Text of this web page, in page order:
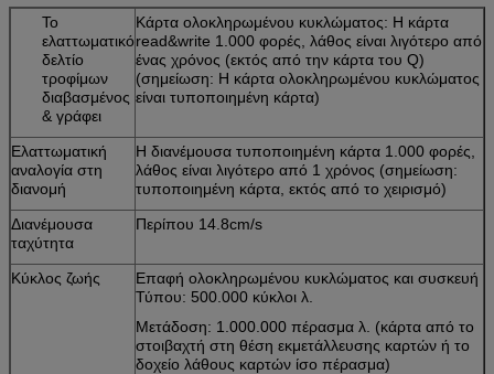
Το
ελαττωματικό
δελτίο
τροφίμων
διαβασμένος
& γράφει
Κάρτα ολοκληρωμένου κυκλώματος: Η κάρτα
read&write 1.000 φορές, λάθος είναι λιγότερο από
ένας χρόνος (εκτός από την κάρτα του Q)
(σημείωση: Η κάρτα ολοκληρωμένου κυκλώματος
είναι τυποποιημένη κάρτα)
Ελαττωματική
αναλογία στη
διανομή
Η διανέμουσα τυποποιημένη κάρτα 1.000 φορές,
λάθος είναι λιγότερο από 1 χρόνος (σημείωση:
τυποποιημένη κάρτα, εκτός από το χειρισμό)
Διανέμουσα
ταχύτητα
Περίπου 14.8cm/s
Κύκλος ζωής
Επαφή ολοκληρωμένου κυκλώματος και συσκευή
Τύπου: 500.000 κύκλοι λ.
Μετάδοση: 1.000.000 πέρασμα λ. (κάρτα από το
στοιβαχτή στη θέση εκμετάλλευσης καρτών ή το
δοχείο λάθους καρτών ίσο πέρασμα)